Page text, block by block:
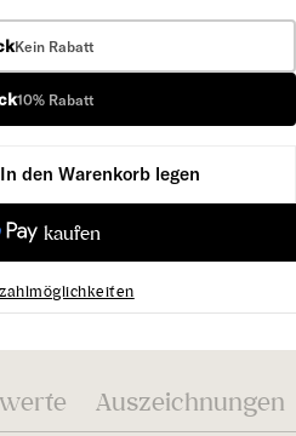
Kein Rabatt
10% Rabatt
Reserve 2021 verringern
Rosé Brut Reserve 2021
In den Warenkorb legen
Auszeichnungen